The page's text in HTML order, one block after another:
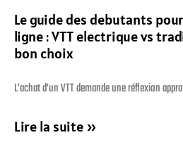
Le guide des debutants
ligne : VTT electrique vs
bon choix
L’achat d’un VTT demande une réflexion
Lire la suite »